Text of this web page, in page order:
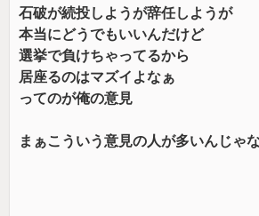
石破が続投しようが辞任しようが
本当にどうでもいいんだけど
選挙で負けちゃってるから
居座るのはマズイよなぁ
ってのが俺の意見
まぁこういう意見の人が多いんじゃ